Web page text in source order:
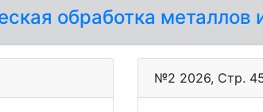
обработка металлов
№2 2026, Стр.